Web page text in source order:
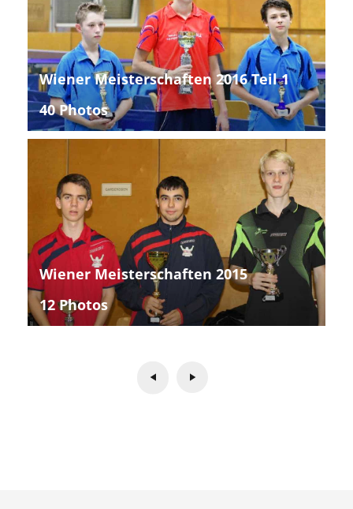
Wiener Meisterschaften 2016 Teil 1
40 Photos
Wiener Meisterschaften 2015
12 Photos